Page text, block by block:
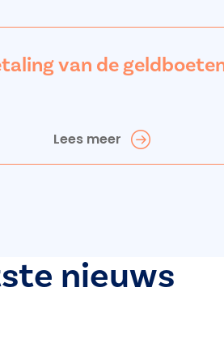
van de
Lees meer
nieuws